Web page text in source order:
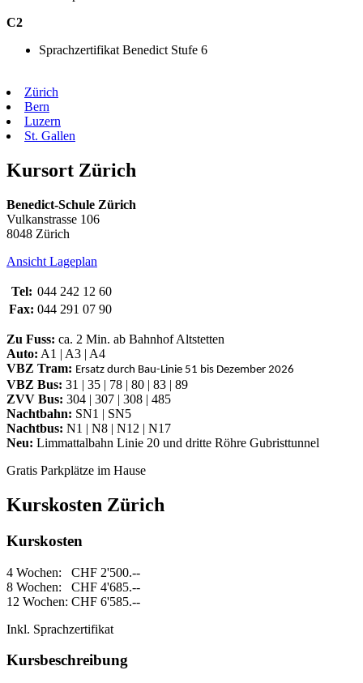
C2
Sprachzertifikat Benedict Stufe 6
Zürich
Bern
Luzern
St. Gallen
Kursort Zürich
Benedict-Schule Zürich
Vulkanstrasse 106
8048 Zürich
Ansicht Lageplan
Tel: 044 242 12 60
Fax: 044 291 07 90
Zu Fuss: ca. 2 Min. ab Bahnhof Altstetten
Auto: A1 | A3 | A4
VBZ Tram: Ersatz durch Bau-Linie 51 bis Dezember 2026
VBZ Bus: 31 | 35 | 78 | 80 | 83 | 89
ZVV Bus: 304 | 307 | 308 | 485
Nachtbahn: SN1 | SN5
Nachtbus: N1 | N8 | N12 | N17
Neu: Limmattalbahn Linie 20 und dritte Röhre Gubristtunnel
Gratis Parkplätze im Hause
Kurskosten Zürich
Kurskosten
4 Wochen: CHF 2'500.--
8 Wochen: CHF 4'685.--
12 Wochen: CHF 6'585.--
Inkl. Sprachzertifikat
Kursbeschreibung